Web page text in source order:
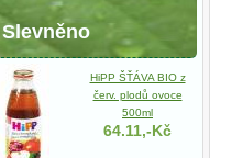
Slevněno
HiPP ŠŤÁVA BIO z
červ. plodů ovoce
500ml
64.11,-Kč